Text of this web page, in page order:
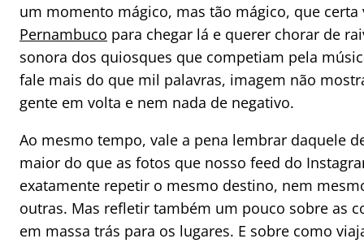
um momento mágico, mas tão mágico, que
Pernambuco para chegar lá e querer chorar de
sonora dos quiosques que competiam pela
fale mais do que mil palavras, imagem não
gente em volta e nem nada de negativo.
Ao mesmo tempo, vale a pena lembrar daquele
maior do que as fotos que nosso feed do
exatamente repetir o mesmo destino, nem
outras. Mas refletir também um pouco sobre as
em massa trás para os lugares. E sobre como